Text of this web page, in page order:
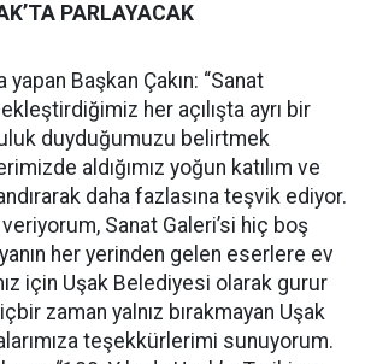
PARLAYACAK
Başkan Çakın: “Sanat
her açılışta ayrı bir
duyduğumuzu belirtmek
aldığımız yoğun katılım ve
daha fazlasına teşvik ediyor.
Sanat Galeri’si hiç boş
her yerinden gelen eserlere ev
için Uşak Belediyesi olarak gurur
zaman yalnız bırakmayan Uşak
teşekkürlerimi sunuyorum.